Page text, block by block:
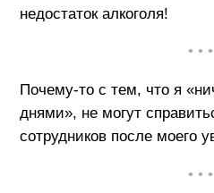
недостаток алкоголя!
• • •
Почему-то с тем, что я
днями», не могут
сотрудников после моего
• • •